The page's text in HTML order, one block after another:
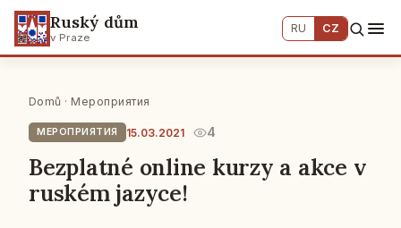
Ruský dům
v Praze
RU CZ
Domů · Мероприятия
МЕРОПРИЯТИЯ 15.03.2021 4
Bezplatné online kurzy a akce v
ruském jazyce!